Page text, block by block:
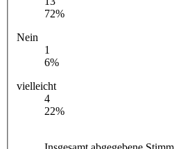
72%
Nein
1
6%
vielleicht
4
22%